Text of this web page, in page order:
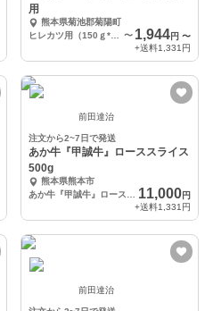
用
熊本県菊池郡菊陽町
ヒレカツ用（150ｇ*2）
〜 1,944円 〜
+送料1,331円
前田達治
注文から2~7日で発送
あか牛『甲誠牛』ローススライス
500g
熊本県熊本市
11,000円
+送料1,331円
前田達治